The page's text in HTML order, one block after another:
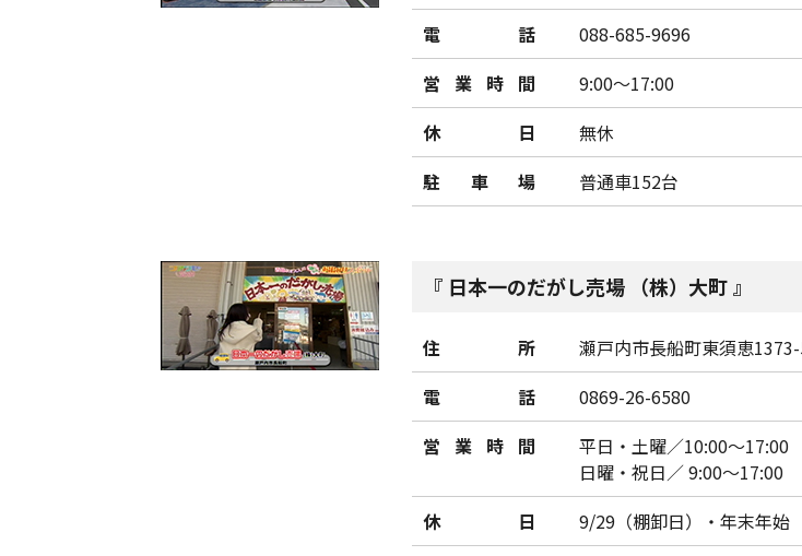
電話
088-685-9696
営業時間
9:00～17:00
休日
無休
駐車場
普通車152台
日本一のだがし売場 （株）大町
住所 瀬戸内市長船町東須恵
電話
0869-26-6580
営業時間
平日・土曜／10:00～17:00
日曜・祝日／ 9:00～17:00
休日
9/29（棚卸日）・年末年始